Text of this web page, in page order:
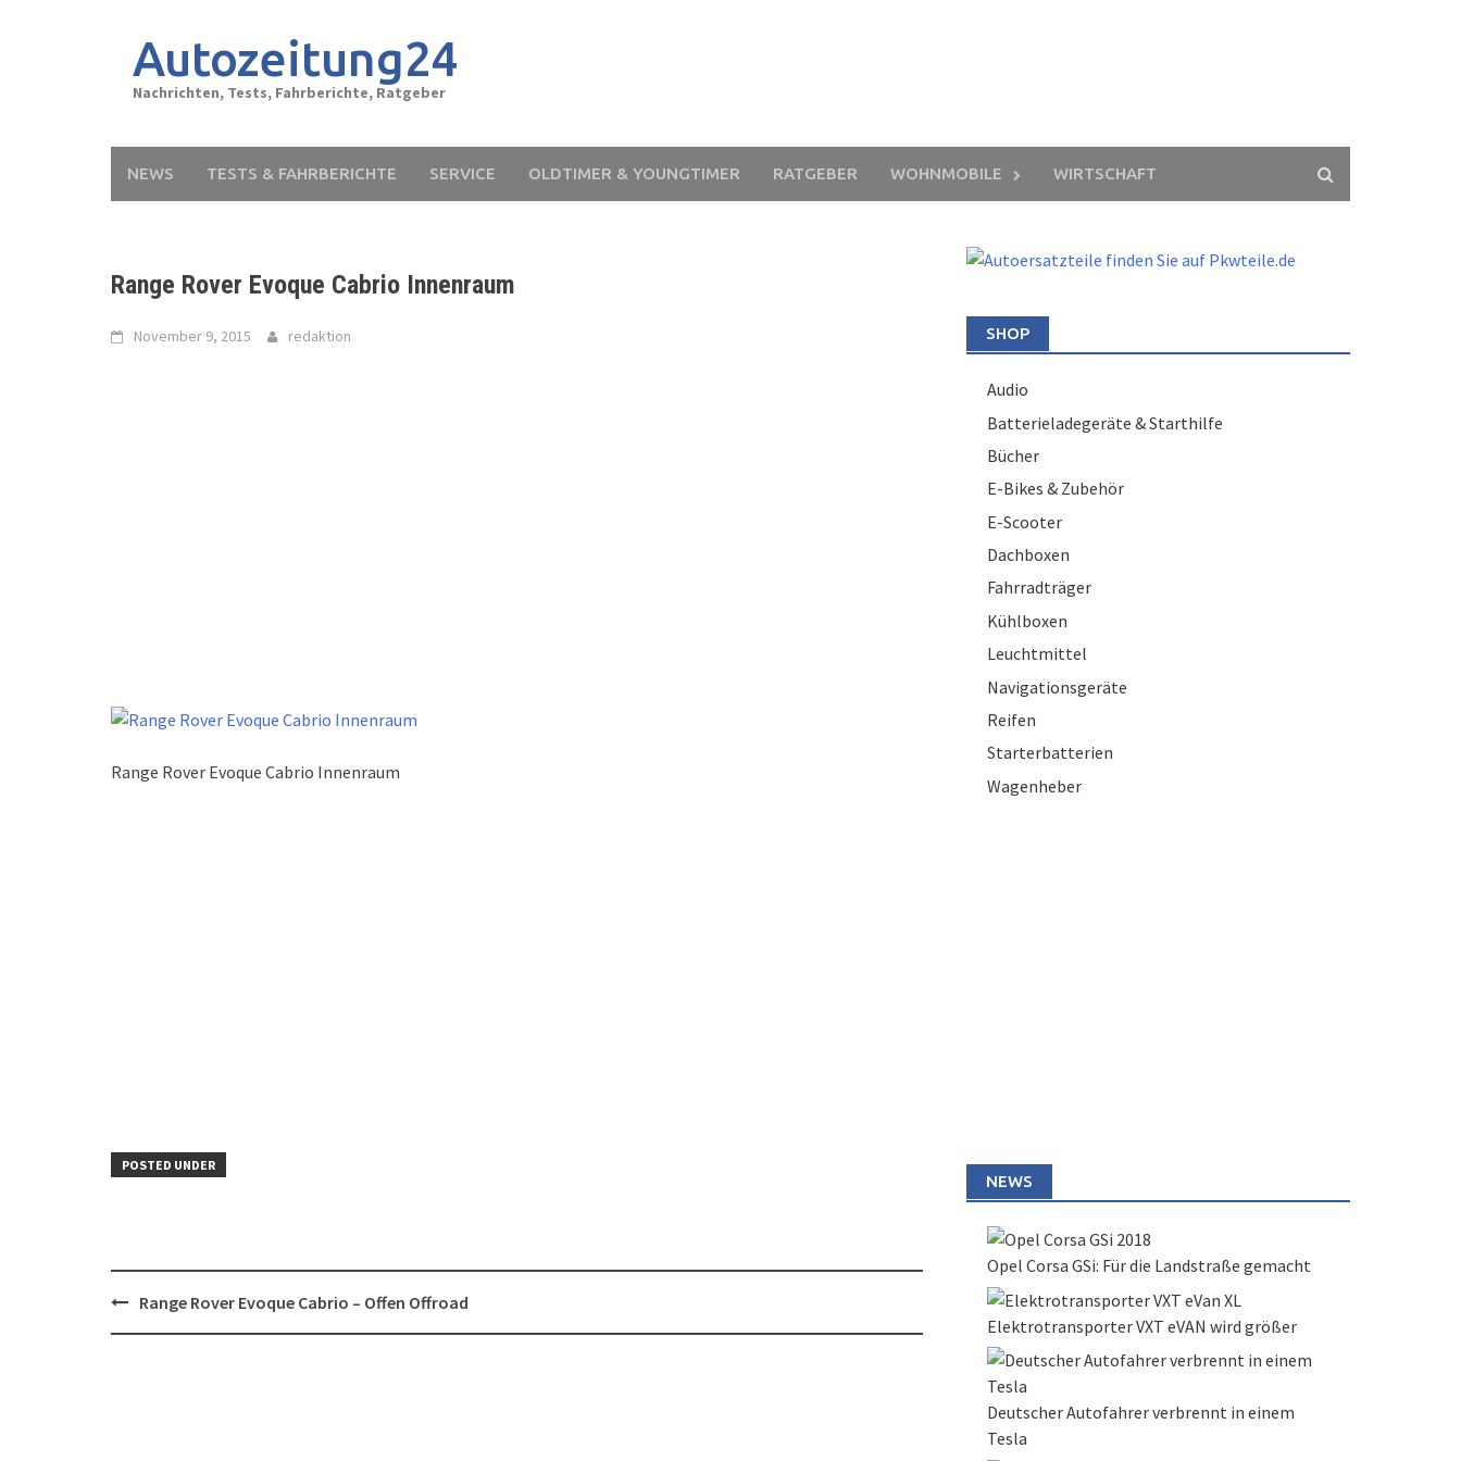
Autozeitung24
Nachrichten, Tests, Fahrberichte, Ratgeber
NEWS TESTS & FAHRBERICHTE SERVICE OLDTIMER & YOUNGTIMER RATGEBER WOHNMOBILE WIRTSCHAFT
Range Rover Evoque Cabrio Innenraum
November 9, 2015 redaktion
Range Rover Evoque Cabrio Innenraum
POSTED UNDER
Post
navigation
Range Rover Evoque Cabrio – Offen Offroad
SHOP
Audio
Batterieladegeräte & Starthilfe
Bücher
E-Bikes & Zubehör
E-Scooter
Dachboxen
Fahrradträger
Kühlboxen
Leuchtmittel
Navigationsgeräte
Reifen
Starterbatterien
Wagenheber
NEWS
Opel Corsa GSi: Für die Landstraße gemacht
Elektrotransporter VXT eVAN wird größer
Deutscher Autofahrer verbrennt in einem
Tesla